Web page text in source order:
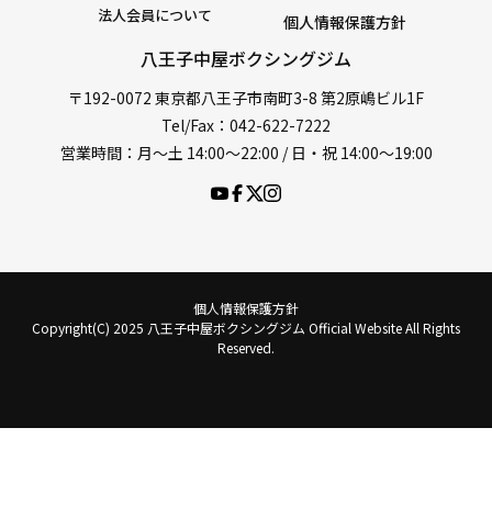
八王子中屋ボクシングジム
〒192-0072 東京都八王子市南町3-8 第2原嶋ビル1F
Tel/Fax：042-622-7222
営業時間：月〜土 14:00〜22:00 / 日・祝 14:00〜19:00
法人会員について
個人情報保護方針
個人情報保護方針
Copyright(C) 2025 八王子中屋ボクシングジム Official Website All Rights
Reserved.